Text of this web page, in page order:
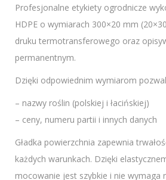
Profesjonalne etykiety ogrodnicze
HDPE o wymiarach 300×20 mm
druku termotransferowego oraz
permanentnym.
Dzięki odpowiednim wymiarom
– nazwy roślin (polskiej i łacińskiej)
– ceny, numeru partii i innych danych
Gładka powierzchnia zapewnia
każdych warunkach. Dzięki
mocowanie jest szybkie i nie wymaga